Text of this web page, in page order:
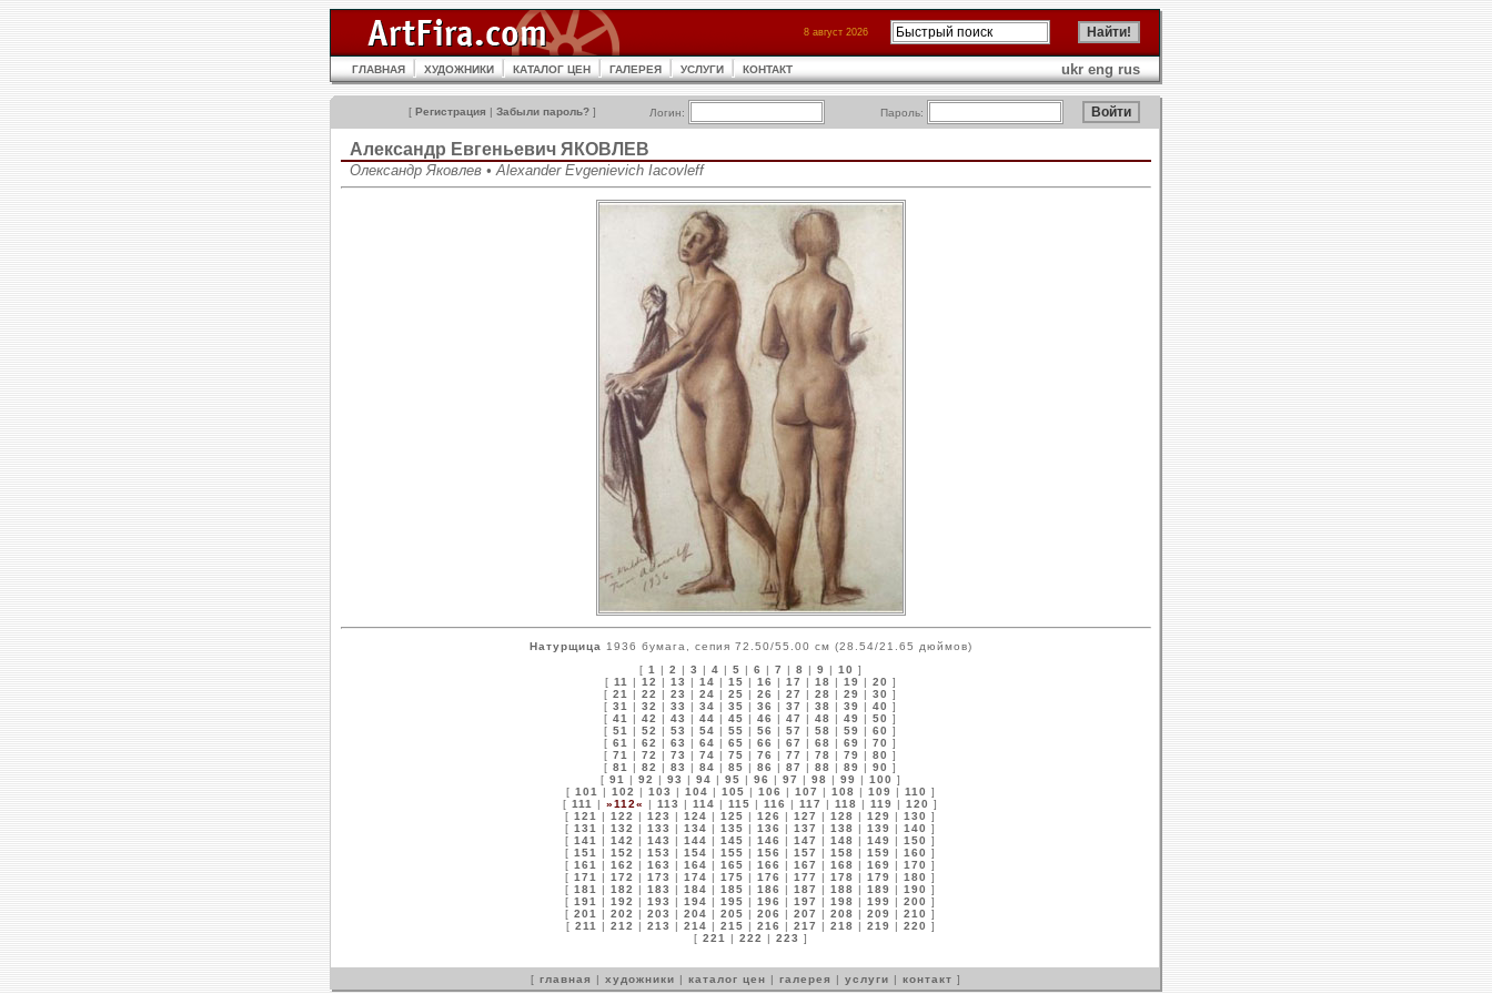
8 август 2026
ГЛАВНАЯ ХУДОЖНИКИ КАТАЛОГ ЦЕН ГАЛЕРЕЯ УСЛУГИ КОНТАКТ ukr eng rus
[ Регистрация | Забыли пароль? ] Логин: Пароль:
Александр Евгеньевич ЯКОВЛЕВ
Олександр Яковлев • Alexander Evgenievich Iacovleff
Натурщица
1936 бумага, сепия 72.50/55.00 см (28.54/21.65 дюймов)
[ 1 | 2 | 3 | 4 | 5 | 6 | 7 | 8 | 9 | 10 ]
[ 11 | 12 | 13 | 14 | 15 | 16 | 17 | 18 | 19 | 20 ]
[ 21 | 22 | 23 | 24 | 25 | 26 | 27 | 28 | 29 | 30 ]
[ 31 | 32 | 33 | 34 | 35 | 36 | 37 | 38 | 39 | 40 ]
[ 41 | 42 | 43 | 44 | 45 | 46 | 47 | 48 | 49 | 50 ]
[ 51 | 52 | 53 | 54 | 55 | 56 | 57 | 58 | 59 | 60 ]
[ 61 | 62 | 63 | 64 | 65 | 66 | 67 | 68 | 69 | 70 ]
[ 71 | 72 | 73 | 74 | 75 | 76 | 77 | 78 | 79 | 80 ]
[ 81 | 82 | 83 | 84 | 85 | 86 | 87 | 88 | 89 | 90 ]
[ 91 | 92 | 93 | 94 | 95 | 96 | 97 | 98 | 99 | 100 ]
[ 101 | 102 | 103 | 104 | 105 | 106 | 107 | 108 | 109 | 110 ]
[ 111 | »112« | 113 | 114 | 115 | 116 | 117 | 118 | 119 | 120 ]
[ 121 | 122 | 123 | 124 | 125 | 126 | 127 | 128 | 129 | 130 ]
[ 131 | 132 | 133 | 134 | 135 | 136 | 137 | 138 | 139 | 140 ]
[ 141 | 142 | 143 | 144 | 145 | 146 | 147 | 148 | 149 | 150 ]
[ 151 | 152 | 153 | 154 | 155 | 156 | 157 | 158 | 159 | 160 ]
[ 161 | 162 | 163 | 164 | 165 | 166 | 167 | 168 | 169 | 170 ]
[ 171 | 172 | 173 | 174 | 175 | 176 | 177 | 178 | 179 | 180 ]
[ 181 | 182 | 183 | 184 | 185 | 186 | 187 | 188 | 189 | 190 ]
[ 191 | 192 | 193 | 194 | 195 | 196 | 197 | 198 | 199 | 200 ]
[ 201 | 202 | 203 | 204 | 205 | 206 | 207 | 208 | 209 | 210 ]
[ 211 | 212 | 213 | 214 | 215 | 216 | 217 | 218 | 219 | 220 ]
[ 221 | 222 | 223 ]
[ главная | художники | каталог цен | галерея | услуги | контакт ]